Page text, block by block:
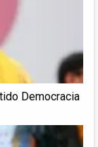
Democracia